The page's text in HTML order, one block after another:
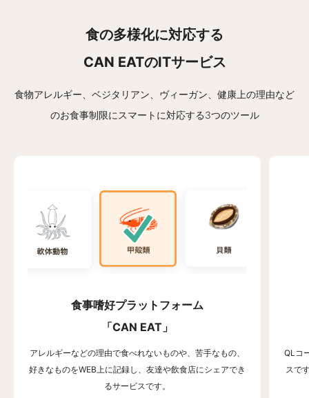
食の多様化に対応する
CAN EATのITサービス
食物アレルギー、ベジタリアン、ヴィーガン、健康上の理由など
のお食事制限にスマートに対応する3つのツール
食事嗜好プラットフォーム
「CAN EAT」
アレルギーなどの理由で食べれないものや、苦手なもの、
好きなものをWEB上に記録し、友達や飲食店にシェアでき
るサービスです。
QLコ
スで